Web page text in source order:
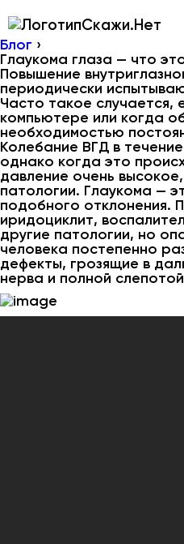
Скажи.Нет
Блог ›
Глаукома глаза — что
Повышение
периодически
Часто такое случается,
компьютере или когда
необходимостью
Колебание ВГД в
однако когда это
давление очень
патологии. Глаукома —
подобного отклонения.
иридоциклит,
другие патологии, но
человека постепенно
дефекты, грозящие в
нерва и полной